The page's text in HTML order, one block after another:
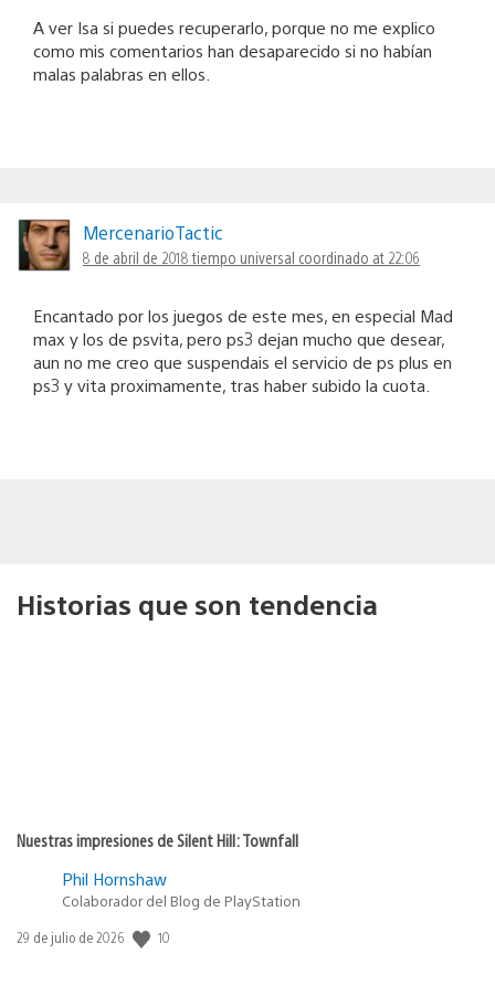
A ver Isa si puedes recuperarlo, porque no me explico
como mis comentarios han desaparecido si no habían
malas palabras en ellos.
MercenarioTactic
8 de abril de 2018 tiempo universal coordinado at 22:06
Encantado por los juegos de este mes, en especial Mad
max y los de psvita, pero ps3 dejan mucho que desear,
aun no me creo que suspendais el servicio de ps plus en
ps3 y vita proximamente, tras haber subido la cuota.
Historias que son tendencia
Nuestras impresiones de Silent Hill: Townfall
Phil Hornshaw
Colaborador del Blog de PlayStation
Fecha
29 de julio de 2026 10